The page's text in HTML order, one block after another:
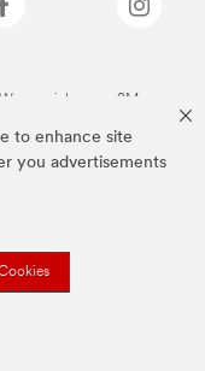
to enhance site
you advertisements
von 3M.